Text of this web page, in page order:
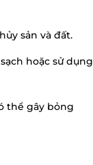
sản và đất.
hoặc sử dụng
thể gây bỏng